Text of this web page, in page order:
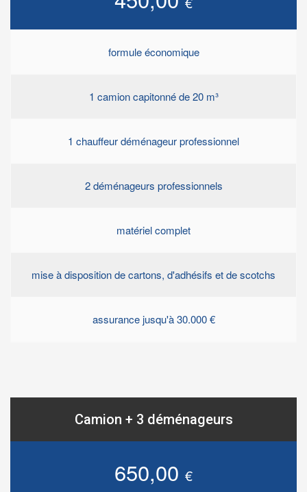
formule économique
1 camion capitonné de 20 m³
1 chauffeur déménageur professionnel
2 déménageurs professionnels
matériel complet
mise à disposition de cartons, d'adhésifs et de scotchs
assurance jusqu'à 30.000 €
Camion + 3 déménageurs
650,00 €